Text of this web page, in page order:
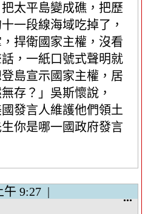
太平島變成礁，把歷
一段線海域吃掉了，
捍衛國家主權，沒看
，一紙口號式聲明就
島宣示國家主權，居
存？」吳斯懷說，
國發言人維護他們領土
你是哪一國政府發言
午 9:27 ...顯